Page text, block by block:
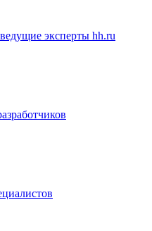
эксперты hh.ru